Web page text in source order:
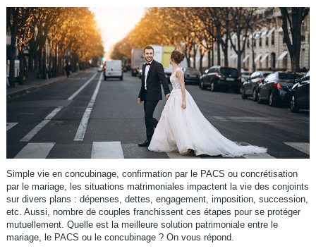
Simple vie en concubinage, confirmation par le PACS ou concrétisation
par le mariage, les situations matrimoniales impactent la vie des conjoints
sur divers plans : dépenses, dettes, engagement, imposition, succession,
etc. Aussi, nombre de couples franchissent ces étapes pour se protéger
mutuellement. Quelle est la meilleure solution patrimoniale entre le
mariage, le PACS ou le concubinage ? On vous répond.